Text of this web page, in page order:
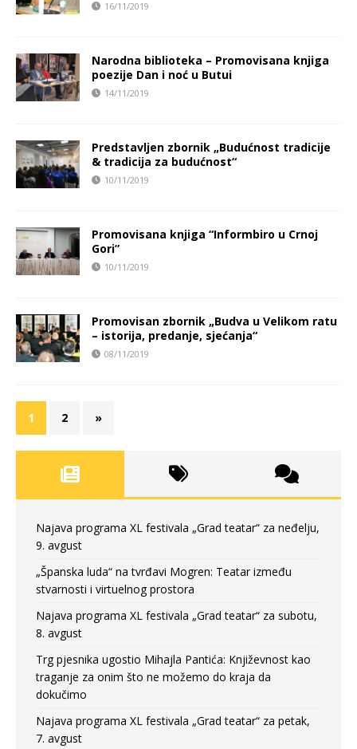
16/11/2019
Narodna biblioteka – Promovisana knjiga
poezije Dan i noć u Butui
14/11/2019
Predstavljen zbornik „Budućnost tradicije
& tradicija za budućnost“
10/11/2019
Promovisana knjiga “Informbiro u Crnoj
Gori”
10/11/2019
Promovisan zbornik „Budva u Velikom ratu
– istorija, predanje, sjećanja“
08/11/2019
1 2 »
Najava programa XL festivala „Grad teatar“ za neđelju,
9. avgust
„Španska luda“ na tvrđavi Mogren: Teatar između
stvarnosti i virtuelnog prostora
Najava programa XL festivala „Grad teatar“ za subotu,
8. avgust
Trg pjesnika ugostio Mihajla Pantića: Književnost kao
traganje za onim što ne možemo do kraja da
dokučimo
Najava programa XL festivala „Grad teatar“ za petak,
7. avgust